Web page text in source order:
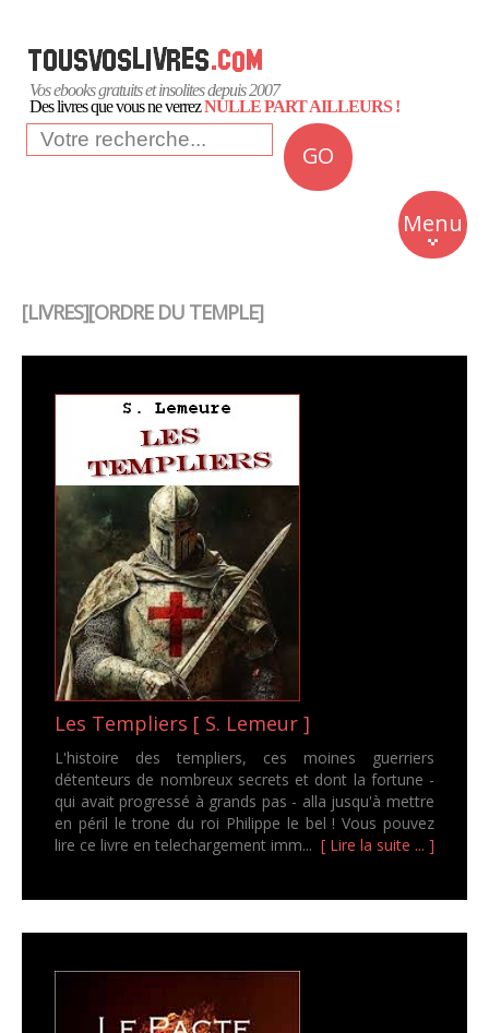
Vos ebooks gratuits et insolites depuis 2007
Des livres que vous ne verrezNULLE PART AILLEURS !
GO
Menu
Insolite
Business
[LIVRES][ORDRE DU TEMPLE]
Les Templiers [ S. Lemeur ]
L'histoire des templiers, ces moines guerriers
détenteurs de nombreux secrets et dont la fortune -
qui avait progressé à grands pas - alla jusqu'à mettre
en péril le trone du roi Philippe le bel ! Vous pouvez
lire ce livre en telechargement imm... [ Lire la suite ... ]